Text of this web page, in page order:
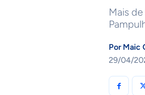
Mais
Por Maic
29/04/